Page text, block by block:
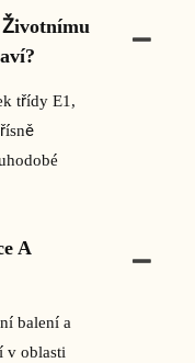
třídy E1,
A
balení a
v oblasti